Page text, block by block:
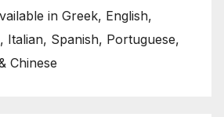
in Greek, English,
Italian, Spanish, Portuguese,
Chinese